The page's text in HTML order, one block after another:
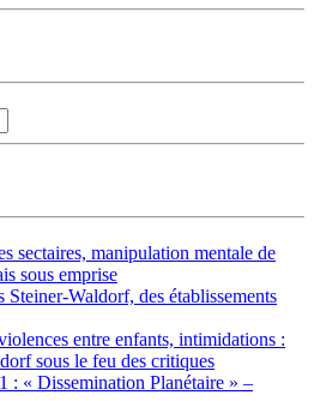
sectaires, manipulation mentale de
sous emprise
Steiner-Waldorf, des établissements
entre enfants, intimidations :
sous le feu des critiques
: « Dissemination Planétaire » –